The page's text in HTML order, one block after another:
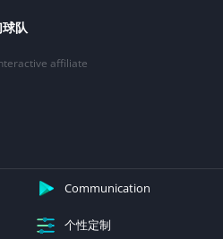
队
affiliate
Communication